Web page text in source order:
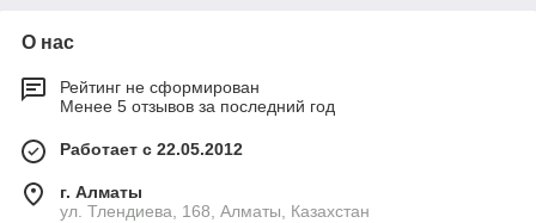
О нас
Рейтинг не сформирован
Менее 5 отзывов за последний год
Работает с 22.05.2012
г. Алматы
ул. Тлендиева, 168, Алматы, Казахстан